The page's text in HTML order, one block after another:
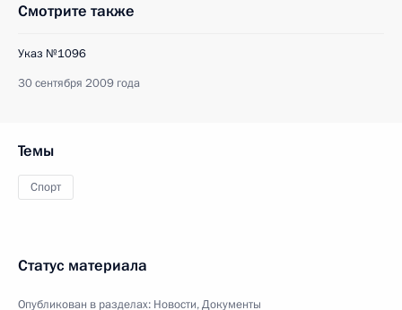
Смотрите также
Указ №1096
30 сентября 2009 года
Темы
Спорт
Статус материала
Опубликован в разделах: Новости,Документы